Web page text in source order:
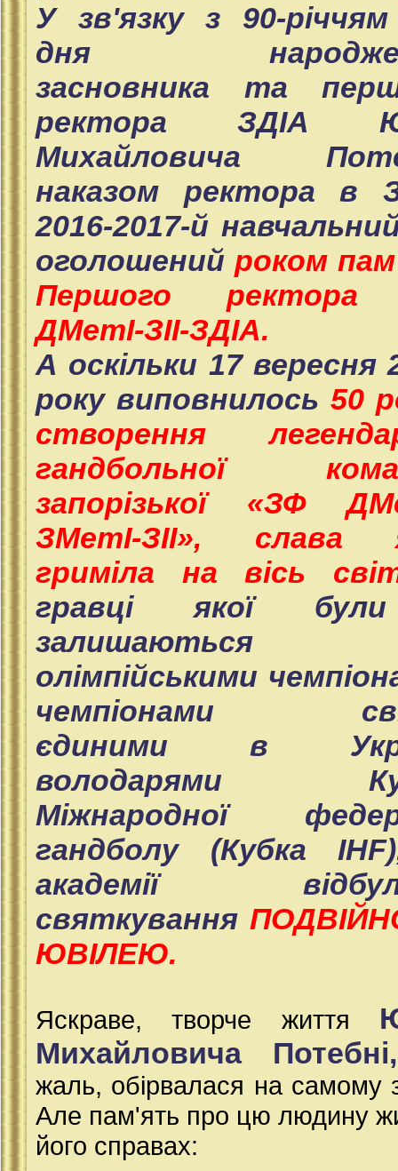
У зв'язку з 90-річчям
дня
засновника та
ректора ЗДІА
Михайловича
наказом ректора в
2016-2017-й
оголошений роком
Першого
ДМетІ-ЗІІ-ЗДІА.
А оскільки 17 вересня
року виповнилось 50
створення
гандбольної
запорізької «ЗФ
ЗМетІ-ЗІІ», слава
гриміла на вісь
гравці якої
залишаються
олімпійськими
чемпіонами
єдиними в
володарями
Міжнародної
гандболу (Кубка
академії
святкування
ЮВІЛЕЮ.
Яскраве, творче життя
Михайловича Потебні,
жаль, обірвалася на самому
Але пам'ять про цю людину
його справах: